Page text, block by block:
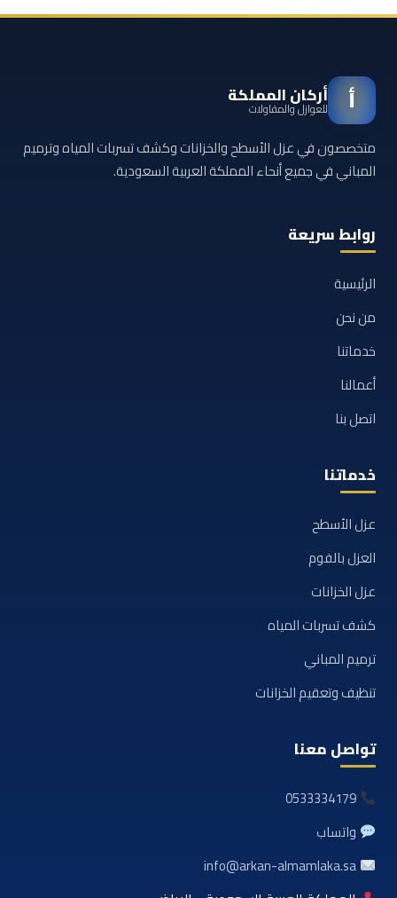
أ أركان المملكة
للعوازل والمقاولات
متخصصون في عزل الأسطح والخزانات وكشف تسربات المياه وترميم
المباني في جميع أنحاء المملكة العربية السعودية.
روابط سريعة
الرئيسية
من نحن
خدماتنا
أعمالنا
اتصل بنا
خدماتنا
عزل الأسطح
العزل بالفوم
عزل الخزانات
كشف تسربات المياه
ترميم المباني
تنظيف وتعقيم الخزانات
تواصل معنا
0533334179
واتساب
info@arkan-almamlaka.sa